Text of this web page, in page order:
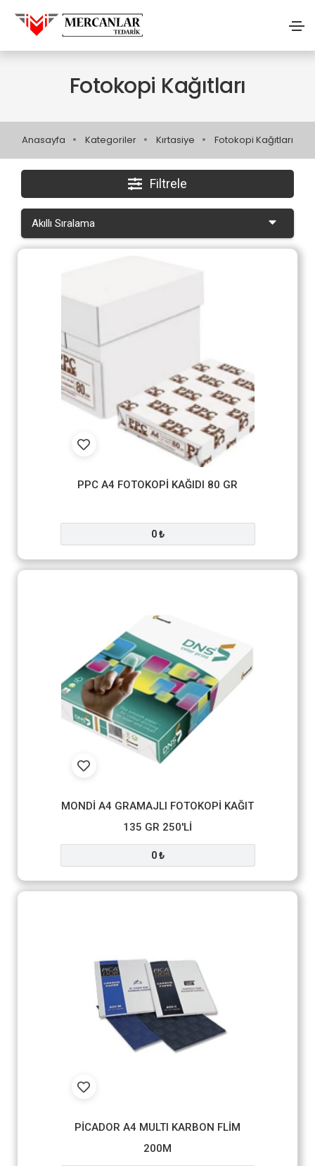
Fotokopi Kağıtları
Anasayfa Kategoriler Kırtasiye Fotokopi Kağıtları
PPC A4 FOTOKOPİ KAĞIDI 80 GR
0 ₺
MONDİ A4 GRAMAJLI FOTOKOPİ KAĞIT
135 GR 250'Lİ
0 ₺
PİCADOR A4 MULTI KARBON FLİM
200M
Filtrele